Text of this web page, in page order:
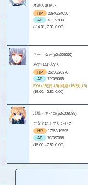
魔法人形使い
HP
23940/24050
AP
7321/7830
(-14.01, 7.33, 0.00)
フー・タオ(p3x008299)
秘すれば花なり
HP
26050/26370
AP
7290/8065
EXA+15(残り8) 回避+15(残り8)
(15.00, -2.50, 0.00)
現場・ネイコ(p3x008689)
ご安全に！プリンセス
HP
17853/19595
AP
7030/7085
(15.00, -7.50, 0.00)